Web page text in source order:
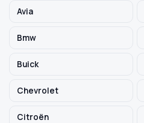
Avia
Bmw
Buick
Chevrolet
Citroën